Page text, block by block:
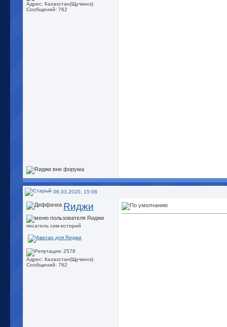
Адрес: Казахстан(Щучинск)
Сообщений: 762
06.03.2020, 15:08
Rиджи
писатель сим-историй
Адрес: Казахстан(Щучинск)
Сообщений: 762